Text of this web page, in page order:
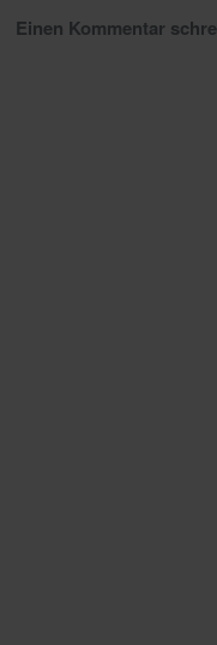
Einen Kommentar